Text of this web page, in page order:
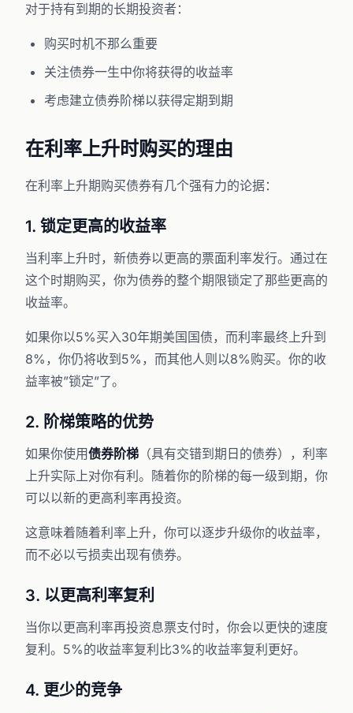
对于持有到期的长期投资者：
购买时机不那么重要
关注债券一生中你将获得的收益率
考虑建立债券阶梯以获得定期到期
在利率上升时购买的理由
在利率上升期购买债券有几个强有力的论据：
1. 锁定更高的收益率
当利率上升时，新债券以更高的票面利率发行。通过在
这个时期购买，你为债券的整个期限锁定了那些更高的
收益率。
如果你以5%买入30年期美国国债，而利率最终上升到
8%，你仍将收到5%，而其他人则以8%购买。你的收
益率被”锁定”了。
2. 阶梯策略的优势
如果你使用债券阶梯 （具有交错到期日的债券），利率
上升实际上对你有利。随着你的阶梯的每一级到期，你
可以以新的更高利率再投资。
这意味着随着利率上升，你可以逐步升级你的收益率，
而不必以亏损卖出现有债券。
3. 以更高利率复利
当你以更高利率再投资息票支付时，你会以更快的速度
复利。5%的收益率复利比3%的收益率复利更好。
4. 更少的竞争